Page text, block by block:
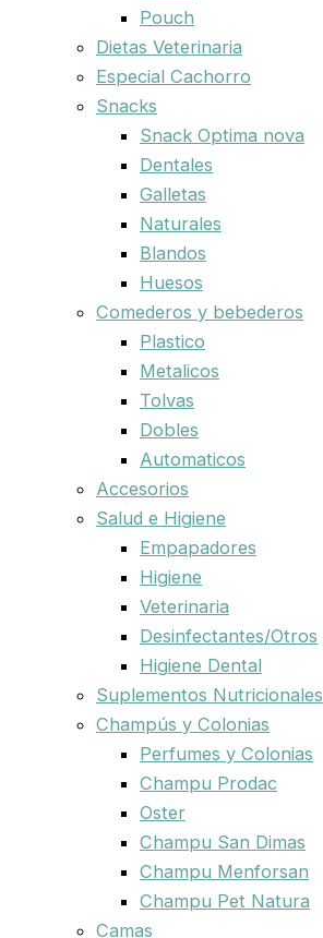
Pouch
Dietas Veterinaria
Especial Cachorro
Snacks
Snack Optima nova
Dentales
Galletas
Naturales
Blandos
Huesos
Comederos y bebederos
Plastico
Metalicos
Tolvas
Dobles
Automaticos
Accesorios
Salud e Higiene
Empapadores
Higiene
Veterinaria
Desinfectantes/Otros
Higiene Dental
Suplementos Nutricionales
Champús y Colonias
Perfumes y Colonias
Champu Prodac
Oster
Champu San Dimas
Champu Menforsan
Champu Pet Natura
Camas